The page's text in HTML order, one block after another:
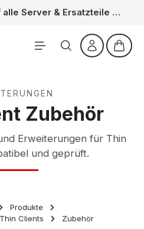
Sommer-Deal: 15% auf alle Server & Ersatzteile – Kein Code nötig, der Rabatt wird automatisch im Warenkorb abgezogen. Gültig vom 01.06. bis 31.08.
Zubehör
Erweiterungen für Thin
und geprüft.
Produkte
Thin Clients Zubehör